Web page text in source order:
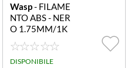
Wasp- FILAME
NTO ABS - NER
O 1.75MM/1K
G ABS- MCAC0
0009 ABS- NER
O 1.75MM/1K
DISPONIBILE